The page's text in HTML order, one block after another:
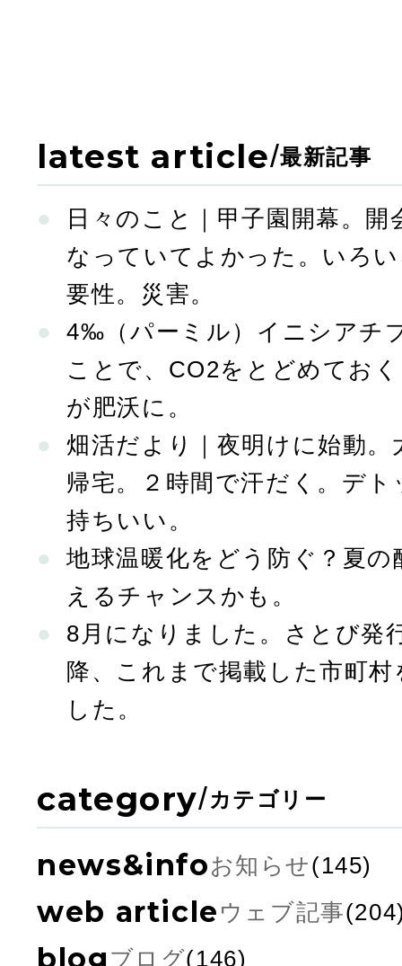
ペ
ー
ジ
送
り
latest article/最新記事
日々のこと｜甲子園開幕。
なっていてよかった。いろ
要性。災害。
4‰（パーミル）イニシアチ
ことで、CO2をとどめてお
が肥沃に。
畑活だより｜夜明けに始動
帰宅。２時間で汗だく。デ
持ちいい。
地球温暖化をどう防ぐ？夏
えるチャンスかも。
8月になりました。さとび発
降、これまで掲載した市町
した。
category/カテゴリー
news&infoお知らせ(145)
web article ウェブ記事
blog ブログ(146)